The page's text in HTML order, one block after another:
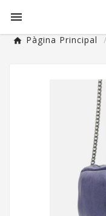

Pàgina Principal